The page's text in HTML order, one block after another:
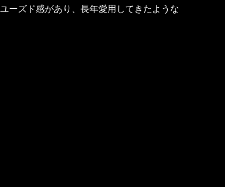
ーズド感があり、長年愛用してきたような